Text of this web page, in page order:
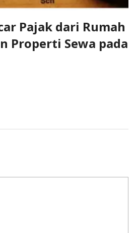
Pajak dari Rumah
Properti Sewa pada